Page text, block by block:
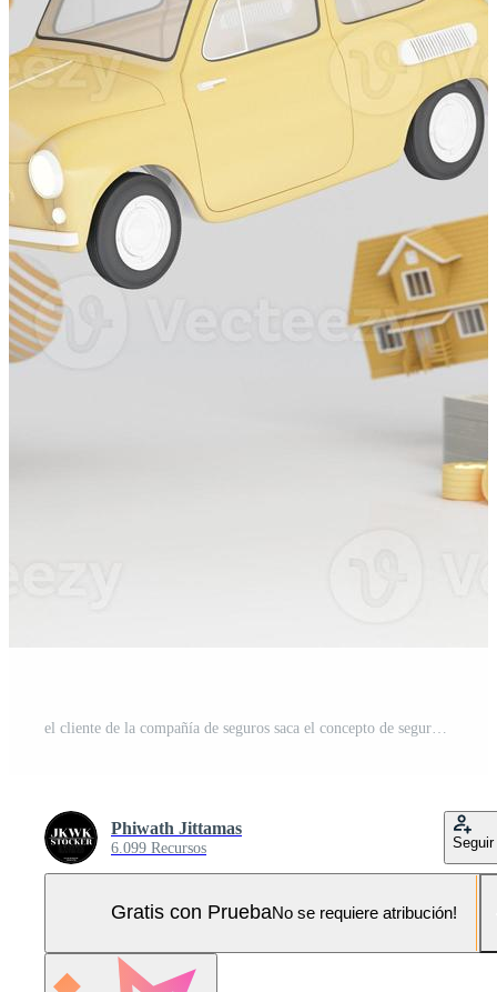
Phiwath Jittamas
6.099 Recursos Seguir
Gratis con PruebaNo se requiere atribución!